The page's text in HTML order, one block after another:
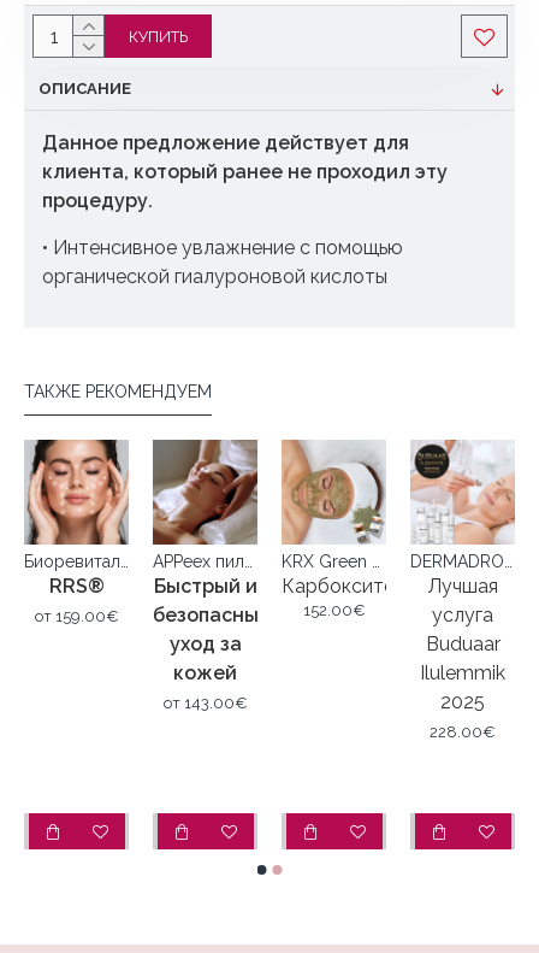
КУПИТЬ
ОПИСАНИЕ
Данное предложение действует для
клиента, который ранее не проходил эту
процедуру.
• Интенсивное увлажнение с помощью
органической гиалуроновой кислоты
ТАКЖЕ РЕКОМЕНДУЕМ
RRS®
от 159.00€
Быстрый и
безопасный
уход за
кожей
от 143.00€
Карбокситерапия
152.00€
Лучшая
услуга
Buduaar
Ilulemmik
2025
228.00€